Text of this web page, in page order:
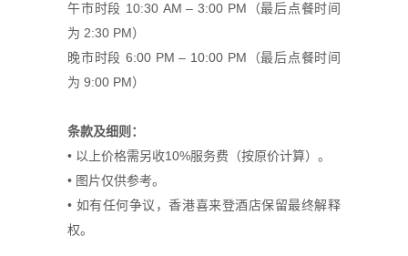
午市时段 10:30 AM – 3:00 PM（最后点餐时间
为 2:30 PM）
晚市时段 6:00 PM – 10:00 PM（最后点餐时间
为 9:00 PM）
条款及细则：
• 以上价格需另收10%服务费（按原价计算）。
• 图片仅供参考。
• 如有任何争议，香港喜来登酒店保留最终解释
权。